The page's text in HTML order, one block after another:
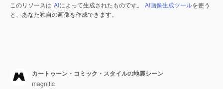
このリソースは AIによって生成されたものです。 AI画像生成ツールを使う
と、あなた独自の画像を作成できます。
カートゥーン・コミック・スタイルの地震シーン
magnific